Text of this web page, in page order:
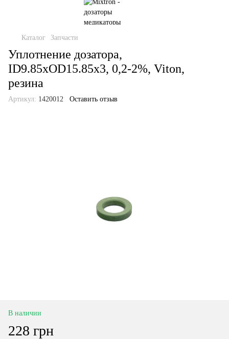
Каталог Запчасти
Уплотнение дозатора,
ID9.85xOD15.85x3, 0,2-2%, Viton,
резина
Артикул: 1420012 Оставить отзыв
В наличии
228 грн